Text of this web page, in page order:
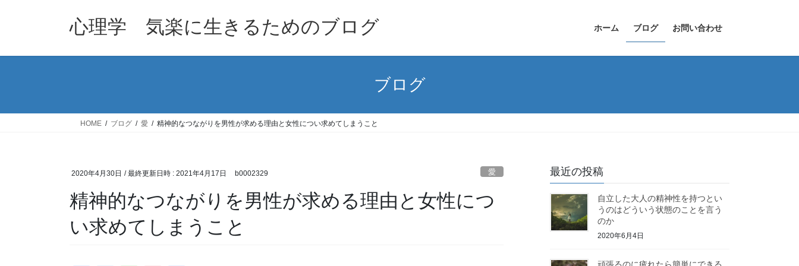
心理学 気楽に生きるためのブログ ホーム ブログ お問い合わせ
ブログ
HOME ブログ 愛 精神的なつながりを男性が求める理由と女性につい求めてしまうこと
2020年4月30日 / 最終更新日時 : 2021年4月17日 b0002329 愛
精神的なつながりを男性が求める理由と女性につ
い求めてしまうこと
最近の投稿
自立した大人の精神性を持つとい
うのはどういう状態のことを言う
のか
2020年6月4日
頑張るのに疲れたら簡単にできる